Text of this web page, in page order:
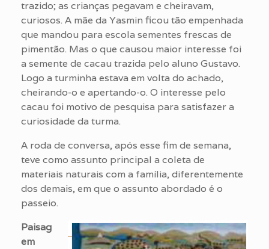
trazido; as crianças pegavam e cheiravam,
curiosos. A mãe da Yasmin ficou tão empenhada
que mandou para escola sementes frescas de
pimentão. Mas o que causou maior interesse foi
a semente de cacau trazida pelo aluno Gustavo.
Logo a turminha estava em volta do achado,
cheirando-o e apertando-o. O interesse pelo
cacau foi motivo de pesquisa para satisfazer a
curiosidade da turma.
A roda de conversa, após esse fim de semana,
teve como assunto principal a coleta de
materiais naturais com a família, diferentemente
dos demais, em que o assunto abordado é o
passeio.
Paisag
em